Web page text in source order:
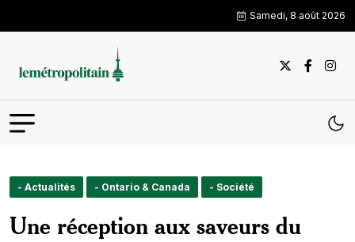
Samedi, 8 août 2026
- Actualités - Ontario & Canada - Société
Une réception aux saveurs du